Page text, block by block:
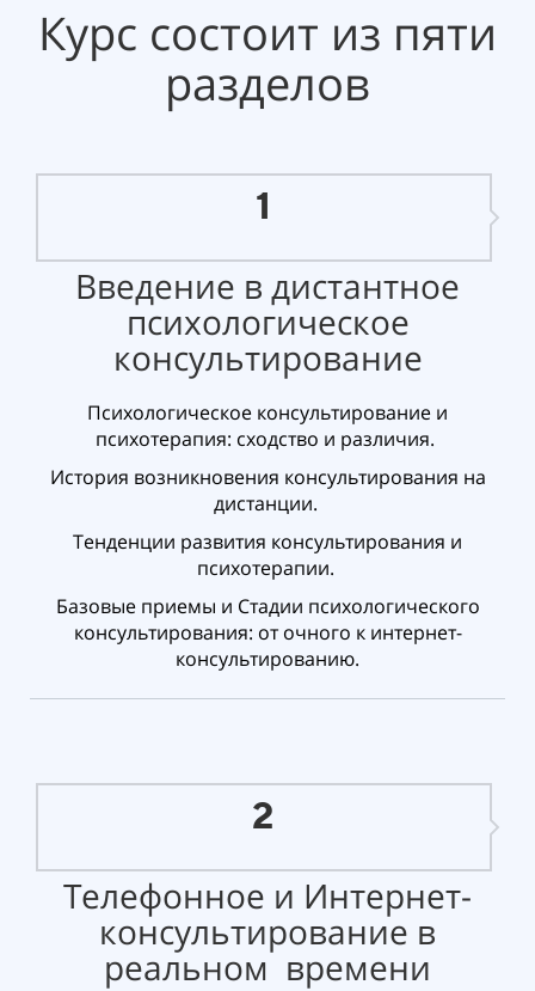
Курс состоит из пяти
разделов
1
Введение в дистантное
психологическое
консультирование
Психологическое консультирование и
психотерапия: сходство и различия.
История возникновения консультирования на
дистанции.
Тенденции развития консультирования и
психотерапии.
Базовые приемы и Стадии психологического
консультирования: от очного к интернет-
консультированию.
2
Телефонное и Интернет-
консультирование в
реальном времени